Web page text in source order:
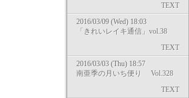
TEXT
2016/03/09 (Wed) 18:03
「きれいレイキ通信」vol.38
TEXT
2016/03/03 (Thu) 18:57
南亜季の月いち便り Vol.328
TEXT